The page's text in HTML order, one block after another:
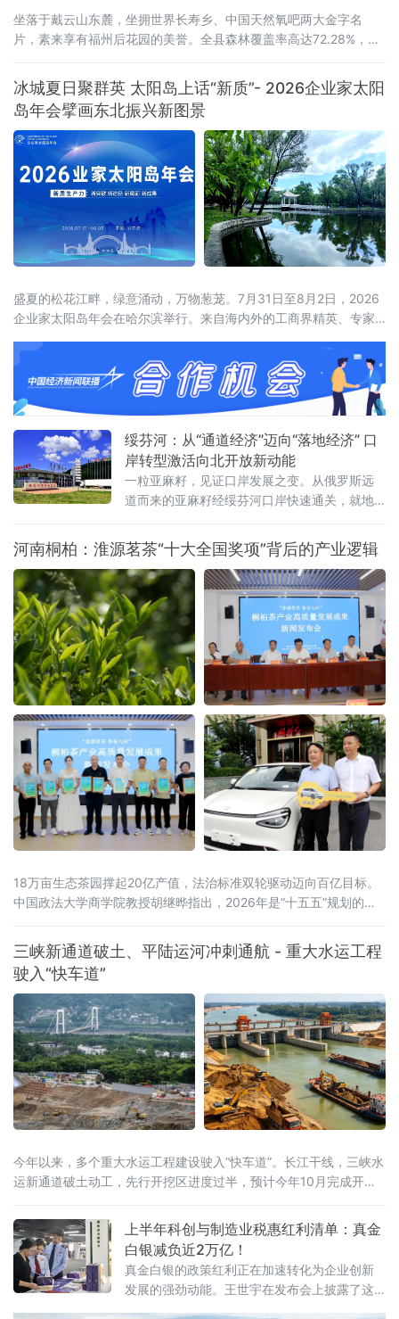
坐落于戴云山东麓，坐拥世界长寿乡、中国天然氧吧两大金字名
片，素来享有福州后花园的美誉。全县森林覆盖率高达72.28%，连
沛，孕育出独有的山地小气候，冬无严寒、夏无酷暑，夏季昼夜温
差分明，空气温润通透，是静养元气、调理身心的天然福地，为当
地发展高端康养旅居产业，构筑了其他区域难以复刻的生态底层
冰城夏日聚群英 太阳岛上话“新质”- 2026企业家太阳
岛年会擘画东北振兴新图景
盛夏的松花江畔，绿意涌动，万物葱茏。7月31日至8月2日，2026
企业家太阳岛年会在哈尔滨举行。来自海内外的工商界精英、专家
打磨，企业家太阳岛年会已成长为新华社社级标志性论坛，形成“南
有博鳌，北有太阳岛”的全国产业对话IP。本届年会以“新质生产力：
新突破 新途径 新局面 新成果”为核心主题，锚定哈尔滨“三城三
绥芬河：从“通道经济”迈向“落地经济” 口
岸转型激活向北开放新动能
一粒亚麻籽，见证口岸发展之变。从俄罗斯远
道而来的亚麻籽经绥芬河口岸快速通关，就地
后，是百年口岸绥芬河奋力摆脱传统“通道经
济”，聚力发展落地加工，生动展现百年口岸
由“通道经济”向“落地经济”稳步转型的生动实
践。
河南桐柏：淮源茗茶“十大全国奖项”背后的产业逻辑
18万亩生态茶园撑起20亿产值，法治标准双轮驱动迈向百亿目标。
中国政法大学商学院教授胡继晔指出，2026年是“十五五”规划的开
（2026—2030年）》，明确到2030年全产业链规模达1.5万亿元的
目标，《扩大消费“十五五”规划》更是将茶叶列为历史经典产业；桐
柏茶产业深度契合国家
三峡新通道破土、平陆运河冲刺通航 - 重大水运工程
驶入“快车道”
今年以来，多个重大水运工程建设驶入“快车道”。长江干线，三峡水
运新通道破土动工，先行开挖区进度过半，预计今年10月完成开挖
航冲刺；东海之滨，长江口南槽航道治理二期工程开工建设，建成
后可实现5000吨级船舶全潮通航；琼岛西北，海南洋浦区域国际集
装箱枢纽港扩建工程码头主体全面完工，年内将实现分区投产。一
批水运通道相继
上半年科创与制造业税惠红利清单：真金
白银减负近2万亿！
真金白银的政策红利正在加速转化为企业创新
发展的强劲动能。王世宇在发布会上披露了这